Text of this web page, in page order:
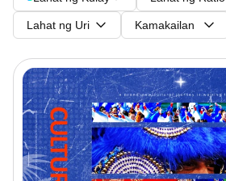
Lahat ng Uri Kamakailan